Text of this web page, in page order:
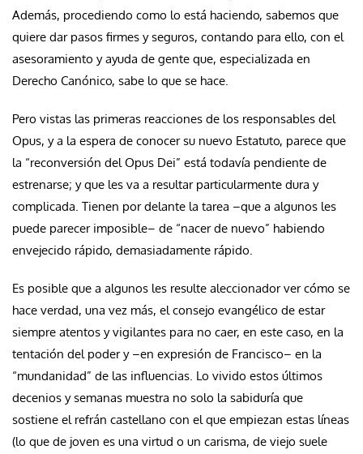
Además, procediendo como lo está haciendo, sabemos que
quiere dar pasos firmes y seguros, contando para ello, con el
asesoramiento y ayuda de gente que, especializada en
Derecho Canónico, sabe lo que se hace.
Pero vistas las primeras reacciones de los responsables del
Opus, y a la espera de conocer su nuevo Estatuto, parece que
la “reconversión del Opus Dei” está todavía pendiente de
estrenarse; y que les va a resultar particularmente dura y
complicada. Tienen por delante la tarea –que a algunos les
puede parecer imposible– de “nacer de nuevo” habiendo
envejecido rápido, demasiadamente rápido.
Es posible que a algunos les resulte aleccionador ver cómo se
hace verdad, una vez más, el consejo evangélico de estar
siempre atentos y vigilantes para no caer, en este caso, en la
tentación del poder y –en expresión de Francisco– en la
“mundanidad” de las influencias. Lo vivido estos últimos
decenios y semanas muestra no solo la sabiduría que
sostiene el refrán castellano con el que empiezan estas líneas
(lo que de joven es una virtud o un carisma, de viejo suele